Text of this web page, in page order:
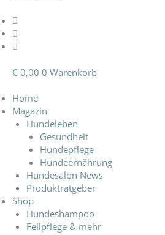
€ 0,00 0 Warenkorb
Home
Magazin
Hundeleben
Gesundheit
Hundepflege
Hundeernährung
Hundesalon News
Produktratgeber
Shop
Hundeshampoo
Fellpflege & mehr